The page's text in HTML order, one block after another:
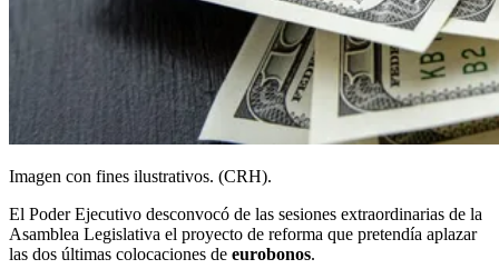
Imagen con fines ilustrativos. (CRH).
El Poder Ejecutivo desconvocó de las sesiones extraordinarias de la
Asamblea Legislativa el proyecto de reforma que pretendía aplazar
las dos últimas colocaciones de eurobonos.